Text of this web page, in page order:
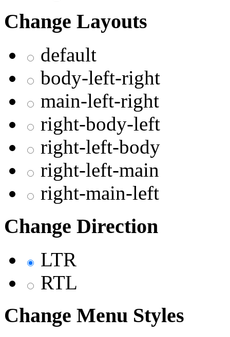
Change Layouts
default
body-left-right
main-left-right
right-body-left
right-left-body
right-left-main
right-main-left
Change Direction
LTR
RTL
Change Menu Styles